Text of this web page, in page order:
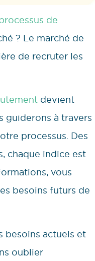
de
? Le marché de
de recruter les
devient
guiderons à travers
processus. Des
chaque indice est
vous
besoins futurs de
besoins actuels et
oublier